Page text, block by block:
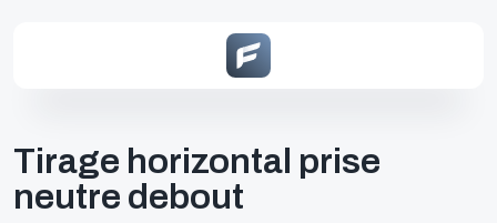
Tirage horizontal prise
neutre debout